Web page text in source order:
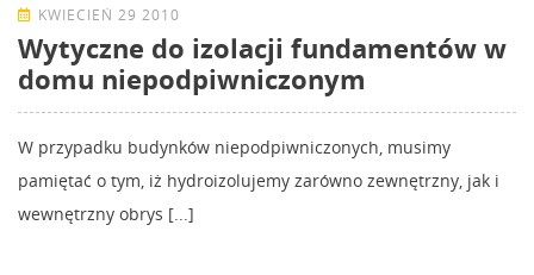
KWIECIEŃ 29 2010
Wytyczne do izolacji fundamentów w
domu niepodpiwniczonym
W przypadku budynków niepodpiwniczonych, musimy
pamiętać o tym, iż hydroizolujemy zarówno zewnętrzny, jak i
wewnętrzny obrys [...]